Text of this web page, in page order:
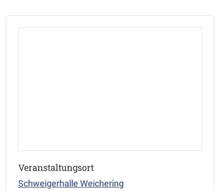
Veranstaltungsort
Schweigerhalle Weichering